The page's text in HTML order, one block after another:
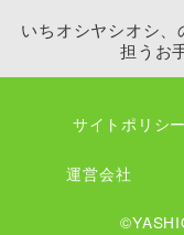
いちオシヤシオシ
担うお
サイトポリシー
運営会社